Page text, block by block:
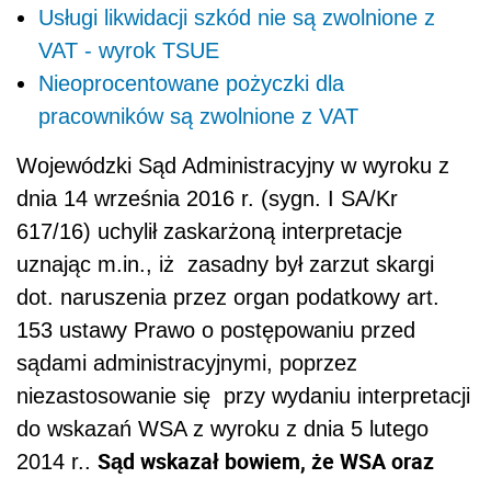
Usługi likwidacji szkód nie są zwolnione z
VAT - wyrok TSUE
Nieoprocentowane pożyczki dla
pracowników są zwolnione z VAT
Wojewódzki Sąd Administracyjny w wyroku z
dnia 14 września 2016 r. (sygn. I SA/Kr
617/16) uchylił zaskarżoną interpretacje
uznając m.in., iż zasadny był zarzut skargi
dot. naruszenia przez organ podatkowy art.
153 ustawy Prawo o postępowaniu przed
sądami administracyjnymi, poprzez
niezastosowanie się przy wydaniu interpretacji
do wskazań WSA z wyroku z dnia 5 lutego
2014 r.. Sąd wskazał bowiem, że WSA oraz